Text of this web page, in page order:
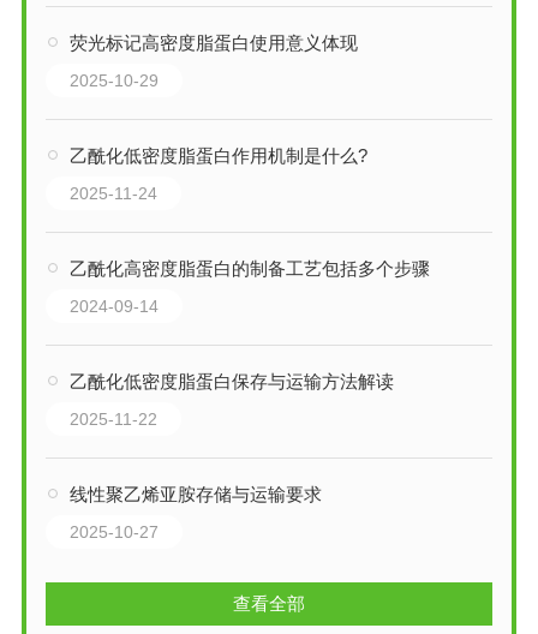
荧光标记高密度脂蛋白使用意义体现
2025-10-29
乙酰化低密度脂蛋白作用机制是什么?
2025-11-24
乙酰化高密度脂蛋白的制备工艺包括多个步骤
2024-09-14
乙酰化低密度脂蛋白保存与运输方法解读
2025-11-22
线性聚乙烯亚胺存储与运输要求
2025-10-27
查看全部